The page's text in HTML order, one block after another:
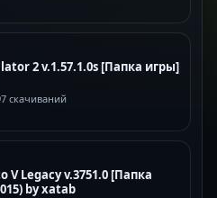
2 v.1.57.1.0s [Папка игры]
скачиваний
V Legacy v.3751.0 [Папка
by xatab